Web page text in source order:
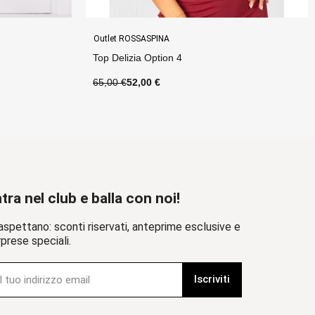
Outlet ROSSASPINA
Abito Denise Option 3
130,00 €91,00 €
nel club e balla con noi!
sconti riservati, anteprime esclusive e
speciali.
Iscriviti